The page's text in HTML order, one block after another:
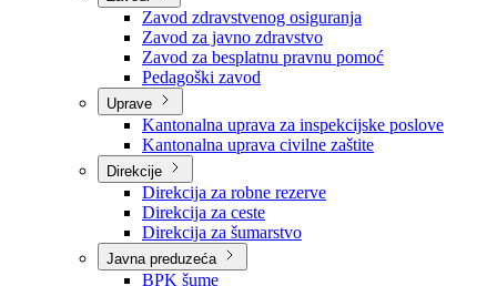
Dom za stara i iznemogla lica
Kantonalna bolnica
Zavodi
Zavod zdravstvenog osiguranja
Zavod za javno zdravstvo
Zavod za besplatnu pravnu pomoć
Pedagoški zavod
Uprave
Kantonalna uprava za inspekcijske poslove
Kantonalna uprava civilne zaštite
Direkcije
Direkcija za robne rezerve
Direkcija za ceste